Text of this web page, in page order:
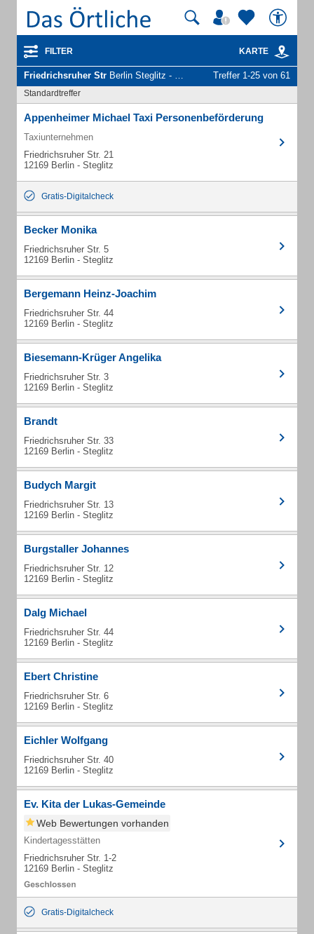
FILTER KARTE
Friedrichsruher Str Berlin Steglitz - Unternehmen und Personen Treffer 1-25 von 61
Standardtreffer
Appenheimer Michael Taxi Personenbeförderung
Taxiunternehmen
Friedrichsruher Str. 21
12169 Berlin - Steglitz
Gratis-Digitalcheck
Becker Monika
Friedrichsruher Str. 5
12169 Berlin - Steglitz
Bergemann Heinz-Joachim
Friedrichsruher Str. 44
12169 Berlin - Steglitz
Biesemann-Krüger Angelika
Friedrichsruher Str. 3
12169 Berlin - Steglitz
Brandt
Friedrichsruher Str. 33
12169 Berlin - Steglitz
Budych Margit
Friedrichsruher Str. 13
12169 Berlin - Steglitz
Burgstaller Johannes
Friedrichsruher Str. 12
12169 Berlin - Steglitz
Dalg Michael
Friedrichsruher Str. 44
12169 Berlin - Steglitz
Ebert Christine
Friedrichsruher Str. 6
12169 Berlin - Steglitz
Eichler Wolfgang
Friedrichsruher Str. 40
12169 Berlin - Steglitz
Ev. Kita der Lukas-Gemeinde
Web Bewertungen vorhanden
Kindertagesstätten
Friedrichsruher Str. 1-2
12169 Berlin - Steglitz
Gratis-Digitalcheck